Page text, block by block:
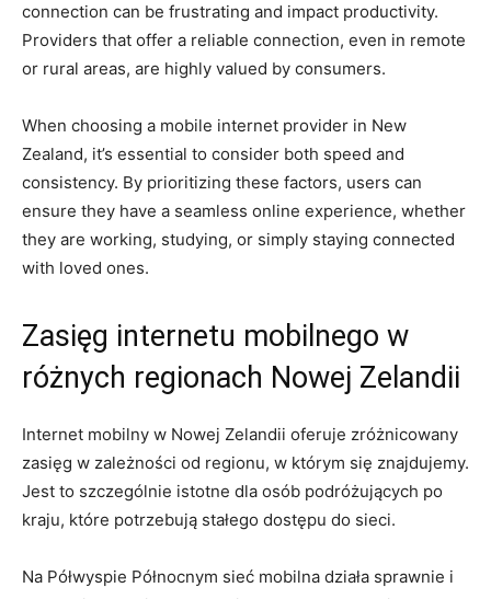
connection can be frustrating and impact productivity.
Providers that offer ⁤a reliable‍ connection, even in remote
or rural areas, are highly valued by consumers.
When choosing a mobile internet provider in New
Zealand, it’s ​essential​ to consider both speed and
consistency. By ​prioritizing these factors, users can
ensure they​ have a seamless online experience,​ whether‌
they ​are working, studying, or⁣ simply‍ staying connected
with‌ loved ones.
Zasięg internetu‌ mobilnego w
różnych regionach Nowej Zelandii
Internet mobilny ⁤w Nowej Zelandii oferuje zróżnicowany
zasięg ‍w zależności od regionu, w którym się znajdujemy.
Jest to ⁢szczególnie istotne dla osób podróżujących⁤ po
kraju, które potrzebują stałego dostępu do sieci.
Na​ Półwyspie Północnym⁣ sieć mobilna działa ⁣sprawnie i